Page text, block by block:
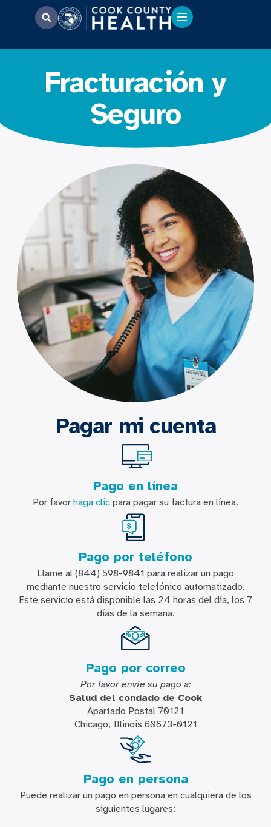
Fracturación y
Seguro
Pagar mi cuenta
Pago en línea
Por favor haga clic para pagar su factura en línea.
Pago por teléfono
Llame al (844) 598-9841 para realizar un pago
mediante nuestro servicio telefónico automatizado.
Este servicio está disponible las 24 horas del día, los 7
días de la semana.
Pago por correo
Por favor envíe su pago a:
Salud del condado de Cook
Apartado Postal 70121
Chicago, Illinois 60673-0121
Pago en persona
Puede realizar un pago en persona en cualquiera de los
siguientes lugares: